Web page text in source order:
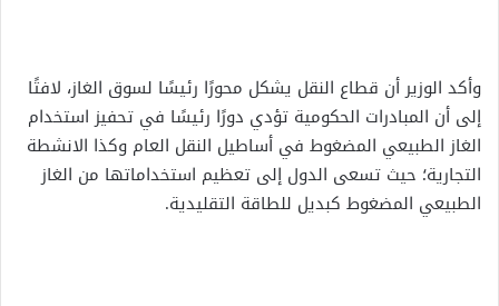
وأكد الوزير أن قطاع النقل يشكل محورًا رئيسًا لسوق الغاز، لافتًا
إلى أن المبادرات الحكومية تؤدي دورًا رئيسًا في تحفيز استخدام
الغاز الطبيعي المضغوط في أساطيل النقل العام وكذا الانشطة
التجارية؛ حيث تسعى الدول إلى تعظيم استخداماتها من الغاز
الطبيعي المضغوط كبديل للطاقة التقليدية.